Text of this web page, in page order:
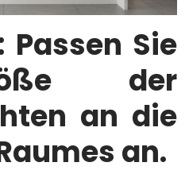
Passen Sie
der
an die
an.